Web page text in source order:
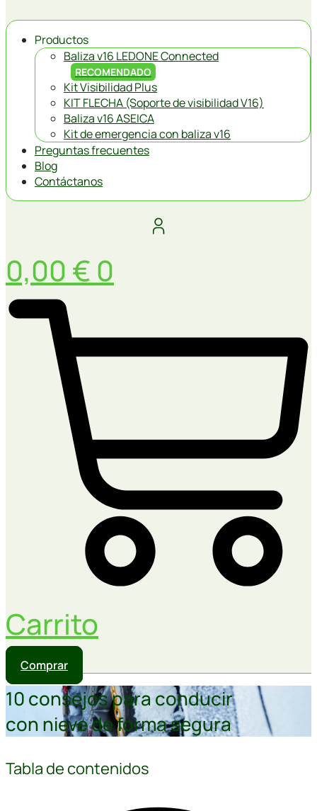
Productos
Baliza v16 LEDONE Connected
RECOMENDADO
Kit Visibilidad Plus
KIT FLECHA (Soporte de visibilidad V16)
Baliza v16 ASEICA
Kit de emergencia con baliza v16
Preguntas frecuentes
Blog
Contáctanos
0,00 € 0
Carrito
Comprar
10 consejos para conducir
con nieve de forma segura
Tabla de contenidos